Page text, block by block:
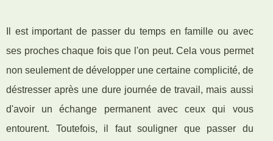
Il est important de passer du temps en famille ou avec
ses proches chaque fois que l'on peut. Cela vous permet
non seulement de développer une certaine complicité, de
déstresser après une dure journée de travail, mais aussi
d'avoir un échange permanent avec ceux qui vous
entourent. Toutefois, il faut souligner que passer du